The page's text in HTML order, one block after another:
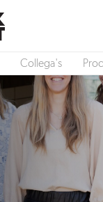
Collega's